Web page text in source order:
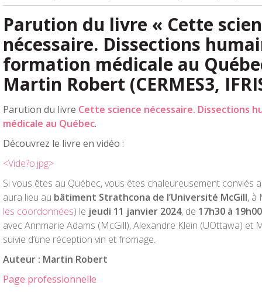
Parution du livre « Cette
nécessaire. Dissections
formation médicale au
Martin Robert (CERMES3,
Parution du livre Cette science nécessaire. Dissections
médicale au Québec.
Découvrez le livre en vidéo :
<Vide?o.jpg>
Si vous êtes au Québec, vous êtes chaleureusement conviés
aura lieu au bâtiment Strathcona de l’Université McGill, à
les coordonnées) le jeudi 11 janvier 2024, de 17h30 à 19h00
avec Annmarie Adams (McGill), Alexandre Klein (UOttawa) et
suivie d’une réception vin et fromage.
Auteur : Martin Robert
Page professionnelle